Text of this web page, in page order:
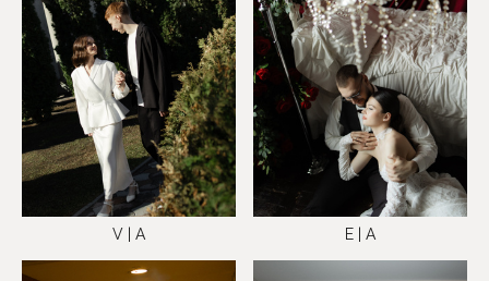
V | A E | A